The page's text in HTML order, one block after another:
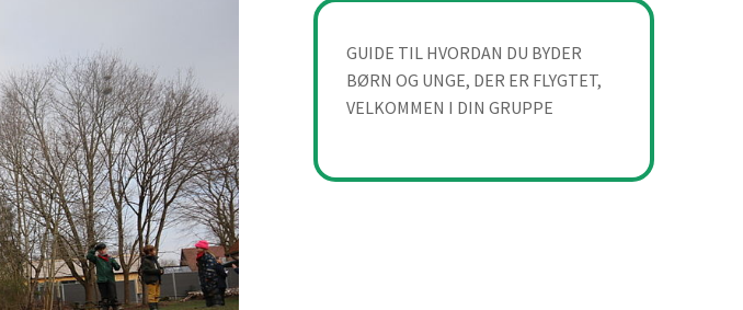
GUIDE TIL HVORDAN DU BYDER
BØRN OG UNGE, DER ER FLYGTET,
VELKOMMEN I DIN GRUPPE